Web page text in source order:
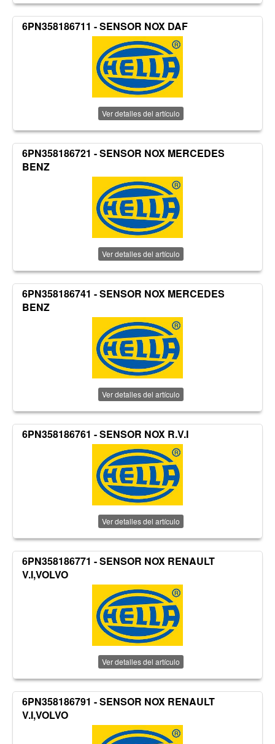
6PN358186711 - SENSOR NOX DAF
Ver detalles del artículo
6PN358186721 - SENSOR NOX MERCEDES
BENZ
Ver detalles del artículo
6PN358186741 - SENSOR NOX MERCEDES
BENZ
Ver detalles del artículo
6PN358186761 - SENSOR NOX R.V.I
Ver detalles del artículo
6PN358186771 - SENSOR NOX RENAULT
V.I,VOLVO
Ver detalles del artículo
6PN358186791 - SENSOR NOX RENAULT
V.I,VOLVO